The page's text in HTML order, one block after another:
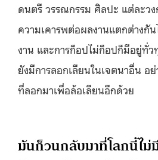
ดนตรี วรรณกรรม ศิลปะ แต่ละวง
ความเคารพต่อผลงานแตกต่างกั
งาน และการก็อปไม่ก็อปก็มีอยู่ทั่ว
ยังมีการลอกเลียนในเจตนาอื่น อย่
ที่ลอกมาเพื่อล้อเลียนอีกด้วย
มันก็วนกลับมาที่โลกนี้ไม่